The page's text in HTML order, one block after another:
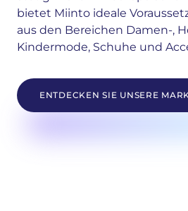
bietet Miinto ideale
aus den Bereichen Damen-,
Kindermode, Schuhe und
ENTDECKEN SIE UNSERE